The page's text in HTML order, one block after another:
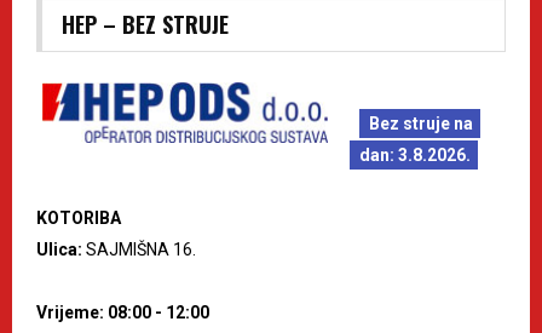
HEP – BEZ STRUJE
Bez struje na
dan: 3.8.2026.
KOTORIBA
Ulica: SAJMIŠNA 16.
Vrijeme: 08:00 - 12:00